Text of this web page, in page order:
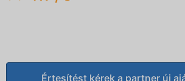
Értesítést kérek a partner új